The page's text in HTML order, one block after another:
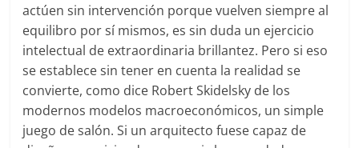
actúen sin intervención porque vuelven siempre al
equilibro por sí mismos, es sin duda un ejercicio
intelectual de extraordinaria brillantez. Pero si eso
se establece sin tener en cuenta la realidad se
convierte, como dice Robert Skidelsky de los
modernos modelos macroeconómicos, un simple
juego de salón. Si un arquitecto fuese capaz de